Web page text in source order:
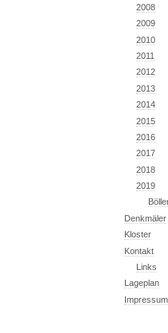
2008
2009
2010
2011
2012
2013
2014
2015
2016
2017
2018
2019
Denkmäler
Kloster
Kontakt
Links
Lageplan